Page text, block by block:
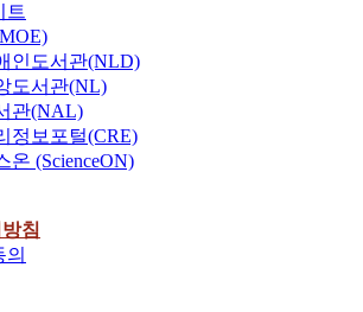
트
인도서관(NLD)
도서관(NL)
관(NAL)
정보포털(CRE)
온 (ScienceON)
침